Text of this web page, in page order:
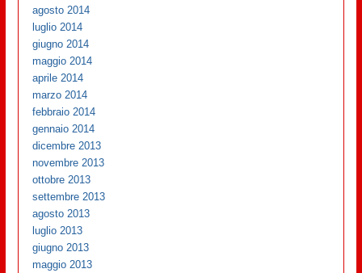
agosto 2014
luglio 2014
giugno 2014
maggio 2014
aprile 2014
marzo 2014
febbraio 2014
gennaio 2014
dicembre 2013
novembre 2013
ottobre 2013
settembre 2013
agosto 2013
luglio 2013
giugno 2013
maggio 2013